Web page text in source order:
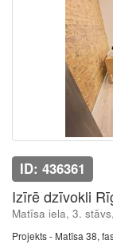
ID: 436361
Izīrē dzīvokli
Matīsa iela, 3.
Projekts - Matīsa 38,